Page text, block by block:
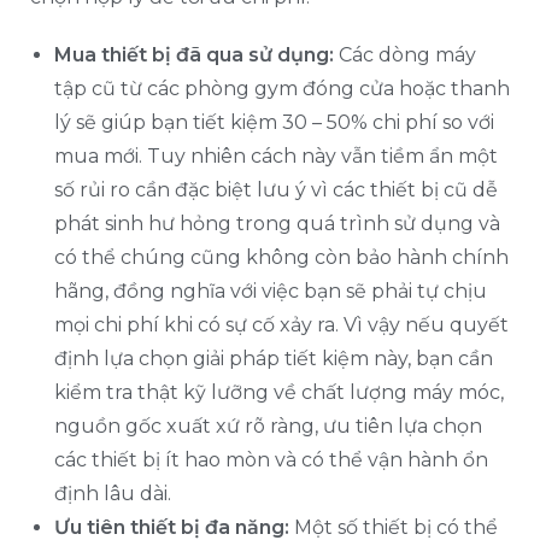
Mua thiết bị đã qua sử dụng: Các dòng máy
tập cũ từ các phòng gym đóng cửa hoặc thanh
lý sẽ giúp bạn tiết kiệm 30 – 50% chi phí so với
mua mới. Tuy nhiên cách này vẫn tiềm ẩn một
số rủi ro cần đặc biệt lưu ý vì các thiết bị cũ dễ
phát sinh hư hỏng trong quá trình sử dụng và
có thể chúng cũng không còn bảo hành chính
hãng, đồng nghĩa với việc bạn sẽ phải tự chịu
mọi chi phí khi có sự cố xảy ra. Vì vậy nếu quyết
định lựa chọn giải pháp tiết kiệm này, bạn cần
kiểm tra thật kỹ lưỡng về chất lượng máy móc,
nguồn gốc xuất xứ rõ ràng, ưu tiên lựa chọn
các thiết bị ít hao mòn và có thể vận hành ổn
định lâu dài.
Ưu tiên thiết bị đa năng: Một số thiết bị có thể